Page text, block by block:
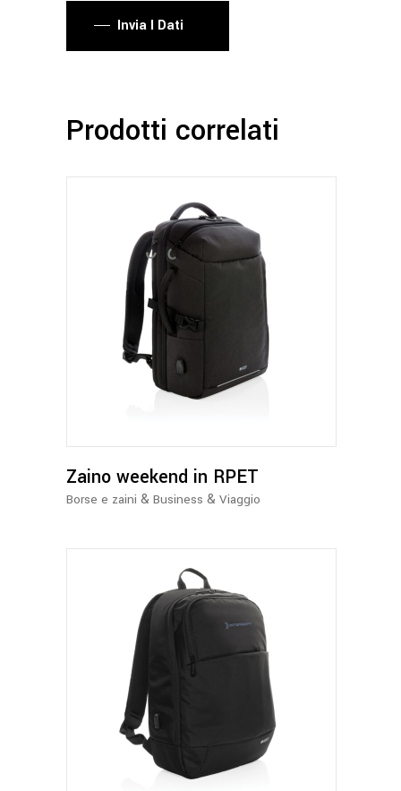
Invia I Dati
Prodotti correlati
Zaino weekend in RPET
Borse e zaini & Business & Viaggio